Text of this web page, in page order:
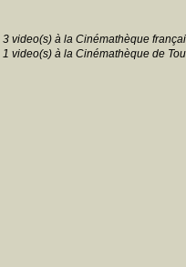
3 video(s) à la Cinémathèque
1 video(s) à la Cinémathèque de